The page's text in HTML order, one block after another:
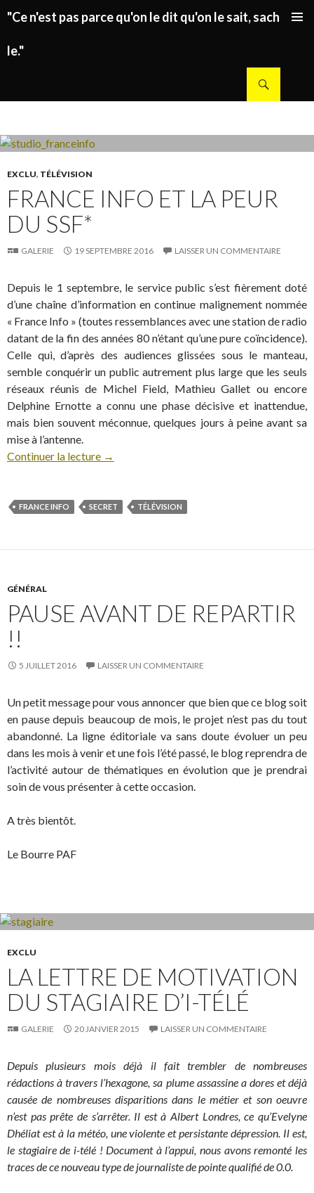
"Ce n'est pas parce qu'on le dit qu'on le sait, sachez
le."
EXCLU, TÉLÉVISION
FRANCE INFO ET LA PEUR
DU SSF*
GALERIE 19 SEPTEMBRE 2016 LAISSER UN COMMENTAIRE
Depuis le 1 septembre, le service public s’est fièrement doté
d’une chaîne d’information en continue malignement nommée
« France Info » (toutes ressemblances avec une station de radio
datant de la fin des années 80 n’étant qu’une pure coïncidence).
Celle qui, d’après des audiences glissées sous le manteau,
semble conquérir un public autrement plus large que les seuls
réseaux réunis de Michel Field, Mathieu Gallet ou encore
Delphine Ernotte a connu une phase décisive et inattendue,
mais bien souvent méconnue, quelques jours à peine avant sa
mise à l’antenne.
Continuer la lecture →
FRANCE INFO SECRET TÉLÉVISION
GÉNÉRAL
PAUSE AVANT DE REPARTIR
!!
5 JUILLET 2016 LAISSER UN COMMENTAIRE
Un petit message pour vous annoncer que bien que ce blog soit
en pause depuis beaucoup de mois, le projet n’est pas du tout
abandonné. La ligne éditoriale va sans doute évoluer un peu
dans les mois à venir et une fois l’été passé, le blog reprendra de
l’activité autour de thématiques en évolution que je prendrai
soin de vous présenter à cette occasion.
A très bientôt.
Le Bourre PAF
EXCLU
LA LETTRE DE MOTIVATION
DU STAGIAIRE D’I-TÉLÉ
GALERIE 20 JANVIER 2015 LAISSER UN COMMENTAIRE
Depuis plusieurs mois déjà il fait trembler de nombreuses
rédactions à travers l’hexagone, sa plume assassine a dores et déjà
causée de nombreuses disparitions dans le métier et son oeuvre
n’est pas prête de s’arrêter. Il est à Albert Londres, ce qu’Evelyne
Dhéliat est à la météo, une violente et persistante dépression. Il est,
le stagiaire de i-télé ! Document à l’appui, nous avons remonté les
traces de ce nouveau type de journaliste de pointe qualifié de 0.0.